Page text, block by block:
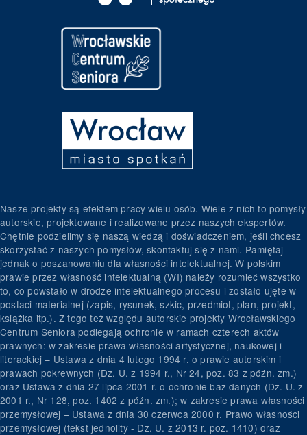
Nasze projekty są efektem pracy wielu osób. Wiele z nich to pomysły
autorskie, projektowane i realizowane przez naszych ekspertów.
Chętnie podzielimy się naszą wiedzą i doświadczeniem, jeśli chcesz
skorzystać z naszych pomysłów, skontaktuj się z nami. Pamiętaj
jednak o poszanowaniu dla własności intelektualnej. W polskim
prawie przez własność intelektualną (WI) należy rozumieć wszystko
to, co powstało w drodze intelektualnego procesu i zostało ujęte w
postaci materialnej (zapis, rysunek, szkic, przedmiot, plan, projekt,
książka itp.). Z tego też względu autorskie projekty Wrocławskiego
Centrum Seniora podlegają ochronie w ramach czterech aktów
prawnych: w zakresie prawa własności artystycznej, naukowej i
literackiej – Ustawa z dnia 4 lutego 1994 r. o prawie autorskim i
prawach pokrewnych (Dz. U. z 1994 r., Nr 24, poz. 83 z późn. zm.)
oraz Ustawa z dnia 27 lipca 2001 r. o ochronie baz danych (Dz. U. z
2001 r., Nr 128, poz. 1402 z późn. zm.); w zakresie prawa własności
przemysłowej – Ustawa z dnia 30 czerwca 2000 r. Prawo własności
przemysłowej (tekst jednolity - Dz. U. z 2013 r. poz. 1410) oraz